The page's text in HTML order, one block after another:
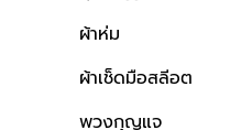
ผ้าห่ม
ผ้าเช็ดมือสลีอต
พวงกุญแจ